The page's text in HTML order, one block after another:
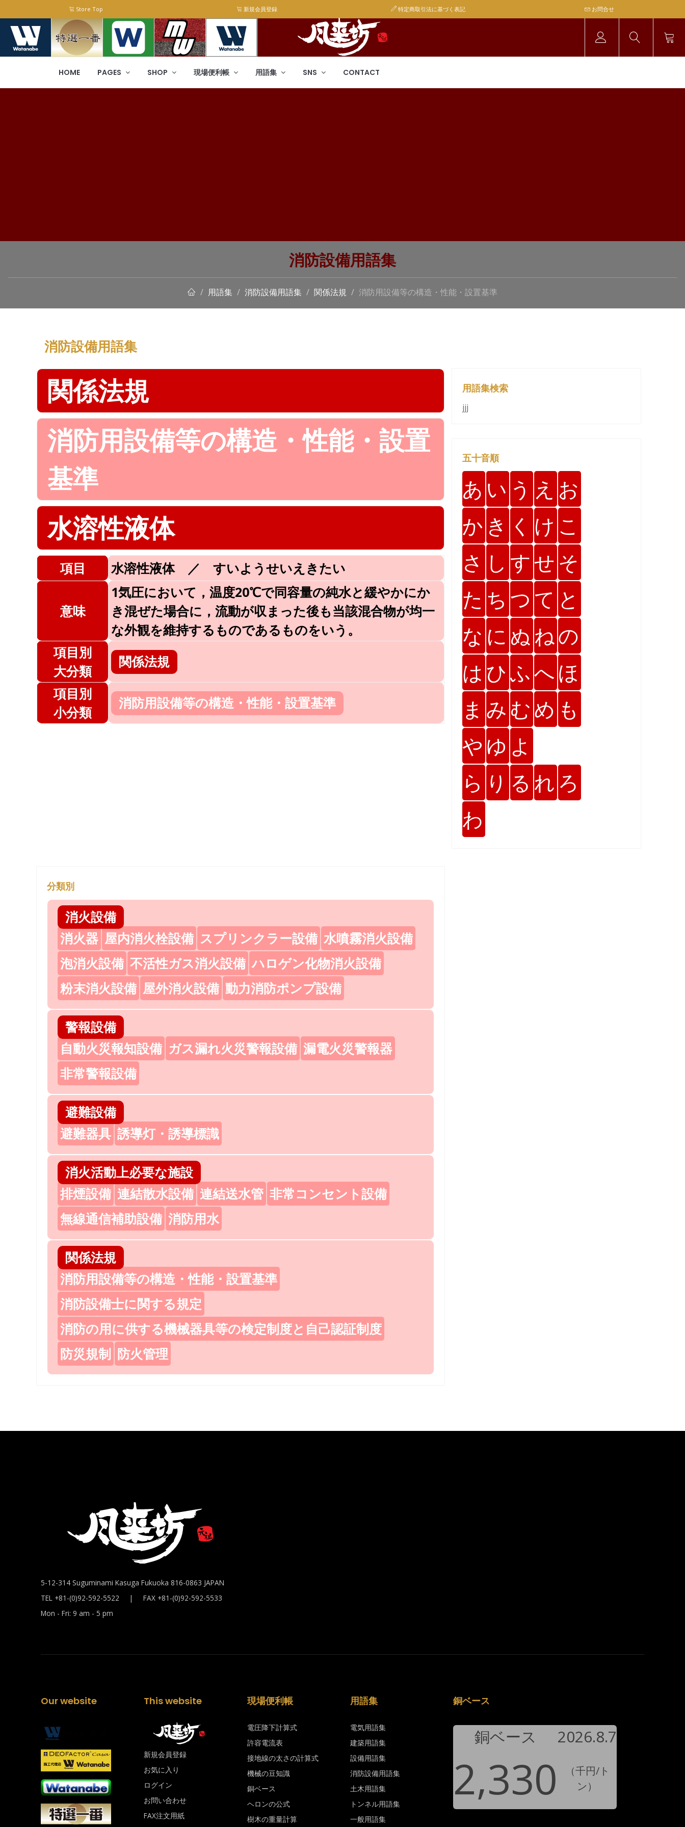
Store Top 新規会員登録 特定商取引法に基づく表記 お問合せ
HOME PAGES SHOP 現場便利帳 用語集 SNS CONTACT
消防設備用語集
用語集 消防設備用語集 関係法規 消防用設備等の構造・性能・設置基準
消防設備用語集
関係法規
消防用設備等の構造・性能・設置
基準
水溶性液体
項目 水溶性液体 ／ すいようせいえきたい
意味
1気圧において，温度20℃で同容量の純水と緩やかにか
き混ぜた場合に，流動が収まった後も当該混合物が均一
な外観を維持するものであるものをいう。
項目別
大分類
関係法規
項目別
小分類
消防用設備等の構造・性能・設置基準
分類別
消火設備
消火器 屋内消火栓設備 スプリンクラー設備 水噴霧消火設備
泡消火設備 不活性ガス消火設備 ハロゲン化物消火設備
粉末消火設備 屋外消火設備 動力消防ポンプ設備
警報設備
自動火災報知設備 ガス漏れ火災警報設備 漏電火災警報器
非常警報設備
避難設備
避難器具 誘導灯・誘導標識
消火活動上必要な施設
排煙設備 連結散水設備 連結送水管 非常コンセント設備
無線通信補助設備 消防用水
関係法規
消防用設備等の構造・性能・設置基準
消防設備士に関する規定
消防の用に供する機械器具等の検定制度と自己認証制度
防災規制 防火管理
用語集検索
jjj
五十音順
あ い う え お
か き く け こ
さ し すせ そ
た ち つ て と
な に ぬ ねの
は ひふへほ
ま み むめ も
や ゆ よ
ら り る れ ろ
わ
5-12-314 Suguminami Kasuga Fukuoka 816-0863 JAPAN
TEL +81-(0)92-592-5522 | FAX +81-(0)92-592-5533
Mon - Fri: 9 am - 5 pm
Our website This website
新規会員登録
お気に入り
ログイン
お問い合わせ
FAX注文用紙
現場便利帳
電圧降下計算式
許容電流表
接地線の太さの計算式
機械の豆知識
銅ベース
ヘロンの公式
樹木の重量計算
用語集
電気用語集
建築用語集
設備用語集
消防設備用語集
土木用語集
トンネル用語集
一般用語集
銅ベース
銅ベース 2026.8.7
2,330
（千円/ト
ン）